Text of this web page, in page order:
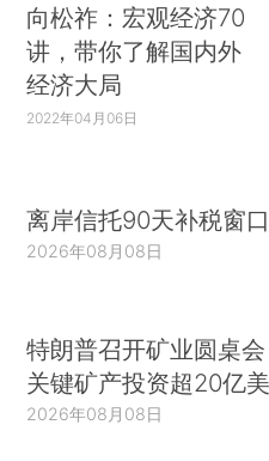
向松祚：宏观经济70
讲，带你了解国内外
经济大局
2022年04月06日
离岸信托90天补税窗
2026年08月08日
特朗普召开矿业圆桌
关键矿产投资超20亿
2026年08月08日